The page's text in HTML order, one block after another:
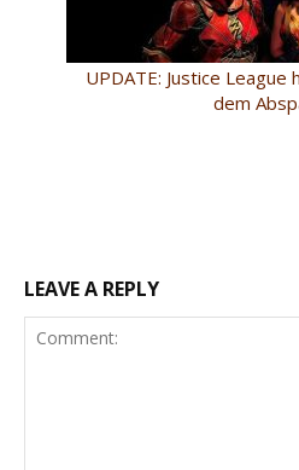
UPDATE: Justice League
dem
LEAVE A REPLY